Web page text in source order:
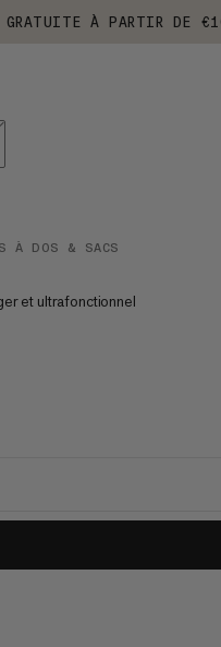
GRATUITE À PARTIR DE
À DOS & SACS
et ultrafonctionnel